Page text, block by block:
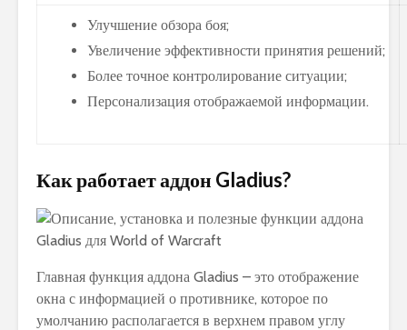
Улучшение обзора боя;
Увеличение эффективности принятия решений;
Более точное контролирование ситуации;
Персонализация отображаемой информации.
Как работает аддон Gladius?
Главная функция аддона Gladius – это отображение
окна с информацией о противнике, которое по
умолчанию располагается в верхнем правом углу